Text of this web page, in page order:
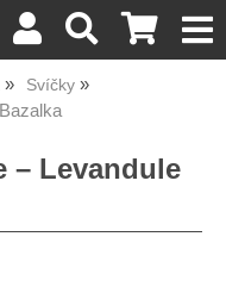
Svíčky
– Levandule